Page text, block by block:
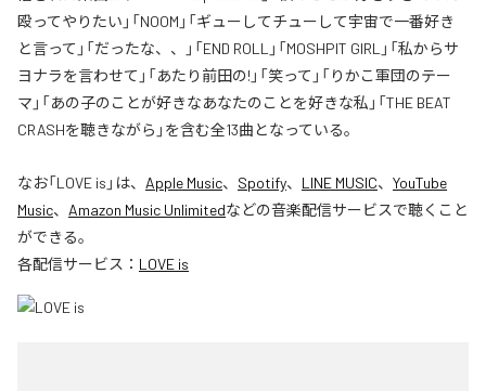
殴ってやりたい」「NOOM」「ギューしてチューして宇宙で一番好き
と言って」「だったな、、」「END ROLL」「MOSHPIT GIRL」「私からサ
ヨナラを言わせて」「あたり前田の!」「笑って」「りかこ軍団のテー
マ」「あの子のことが好きなあなたのことを好きな私」「THE BEAT
CRASHを聴きながら」を含む全13曲となっている。
なお「LOVE is 」は、 Apple Music、 Spotify、 LINE MUSIC、 YouTube
Music、 Amazon Music Unlimitedなどの音楽配信サービスで聴くこと
ができる。
各配信サービス： LOVE is